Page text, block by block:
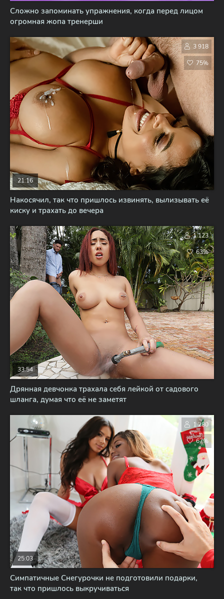
Сложно запоминать упражнения, когда перед лицом
огромная жопа тренерши
Накосячил, так что пришлось извинять, вылизывать её
киску и трахать до вечера
21:16
3 918
75%
Дрянная девчонка трахала себя лейкой от садового
шланга, думая что её не заметят
33:54
1 123
63%
Симпатичные Снегурочки не подготовили подарки,
так что пришлось выкручиваться
25:03
1 280
67%